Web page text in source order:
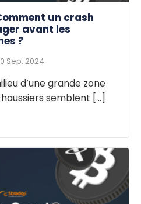
un crash
avant les
?
Sep. 2024
d’une grande zone
semblent [...]